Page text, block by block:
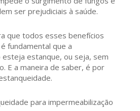
ser prejudiciais à saúde.
que todos esses benefícios
fundamental que a
esteja estanque, ou seja, sem
E a maneira de saber, é por
para impermeabilização